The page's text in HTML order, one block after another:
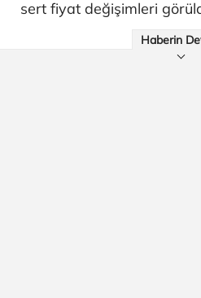
sert fiyat değişimleri
Haberin